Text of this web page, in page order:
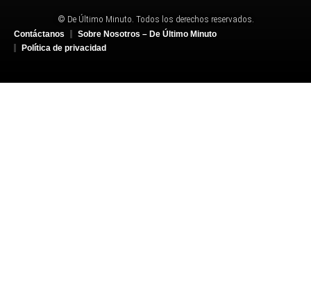
© De Último Minuto. Todos los derechos reservados.
Contáctanos
Sobre Nosotros – De Último Minuto
Política de privacidad